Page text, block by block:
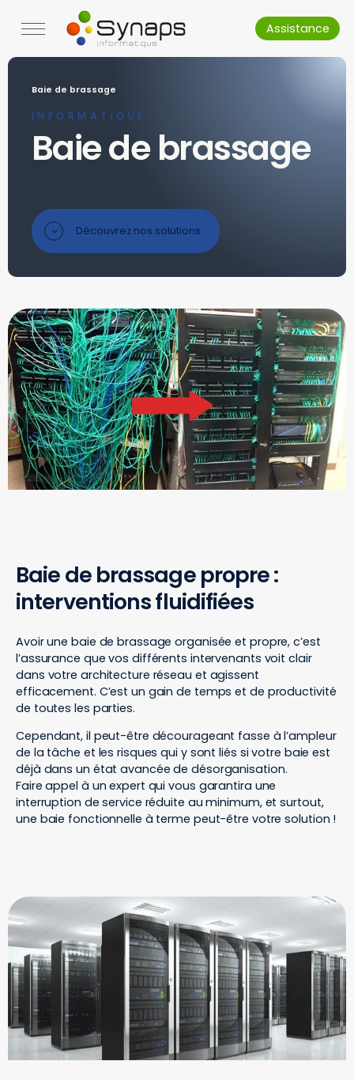
Assistance
Baie de brassage
INFORMATIQUE
Baie de brassage
> Découvrez nos solutions
Baie de brassage propre :
interventions fluidifiées
Avoir une baie de brassage organisée et propre, c’est
l’assurance que vos différents intervenants voit clair
dans votre architecture réseau et agissent
efficacement. C’est un gain de temps et de productivité
de toutes les parties.
Cependant, il peut-être décourageant fasse à l’ampleur
de la tâche et les risques qui y sont liés si votre baie est
déjà dans un état avancée de désorganisation.
Faire appel à un expert qui vous garantira une
interruption de service réduite au minimum, et surtout,
une baie fonctionnelle à terme peut-être votre solution !